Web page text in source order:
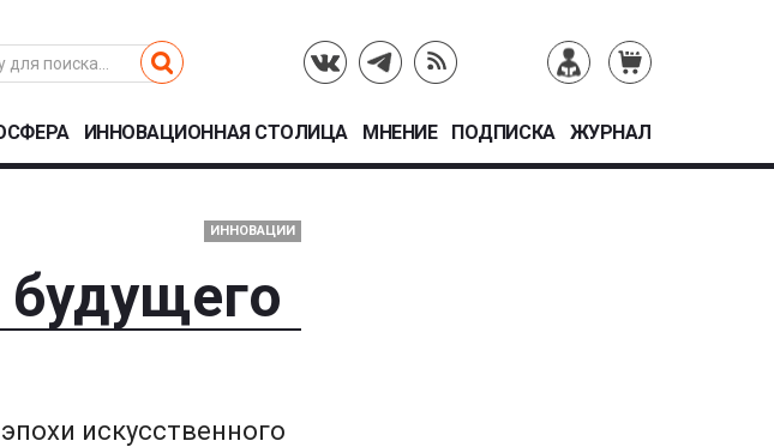
ИННОВАЦИОННАЯ СТОЛИЦА МНЕНИЕ ПОДПИСКА ЖУРНАЛ
ИННОВАЦИИ
искусственного